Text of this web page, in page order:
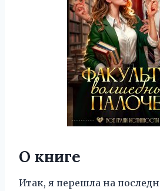
О книге
Итак, я перешла на